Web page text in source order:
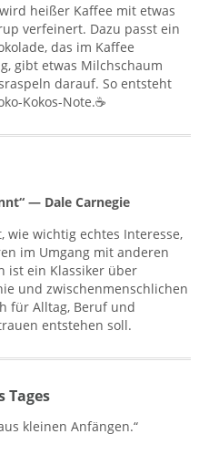
heißer Kaffee mit etwas
verfeinert. Dazu passt ein
das im Kaffee
gibt etwas Milchschaum
darauf. So entsteht
Kokos-Note.☕
— Dale Carnegie
wie wichtig echtes Interesse,
im Umgang mit anderen
ist ein Klassiker über
und zwischenmenschlichen
für Alltag, Beruf und
entstehen soll.
Tages
kleinen Anfängen.“